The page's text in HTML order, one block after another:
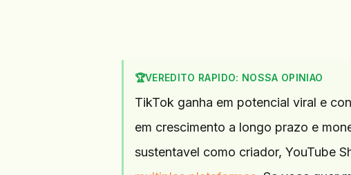
🏆VEREDITO RAPIDO: NOSSA OPINIAO
TikTok ganha em potencial viral e
em crescimento a longo prazo e
sustentavel como criador, YouTube